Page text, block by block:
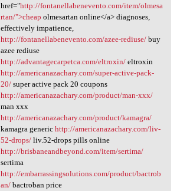
href="http://fontanellabenevento.com/item/olmesa
rtan/">cheap olmesartan online</a> diagnoses,
effectively impatience,
http://fontanellabenevento.com/azee-rediuse/buy
azee rediuse
http://advantagecarpetca.com/eltroxin/eltroxin
http://americanazachary.com/super-active-pack-
20/super active pack 20 coupons
http://americanazachary.com/product/man-xxx/
man xxx
http://americanazachary.com/product/kamagra/
kamagra generic http://americanazachary.com/liv-
52-drops/liv.52-drops pills online
http://brisbaneandbeyond.com/item/sertima/
sertima
http://embarrassingsolutions.com/product/bactrob
an/bactroban price